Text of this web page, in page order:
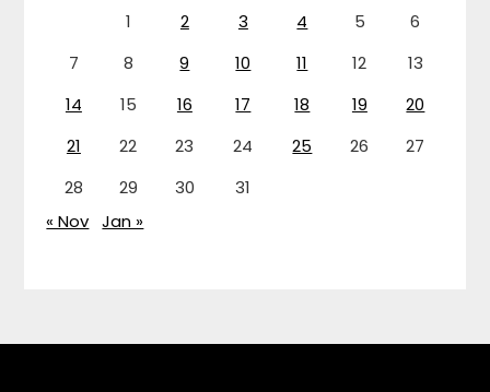
1
2 3 4 5
6
7
8 9 10 11 12
13
14
15 16 17 18 19
20
21
22 23 24 25 26
27
28
29 30
31
« Nov Jan »